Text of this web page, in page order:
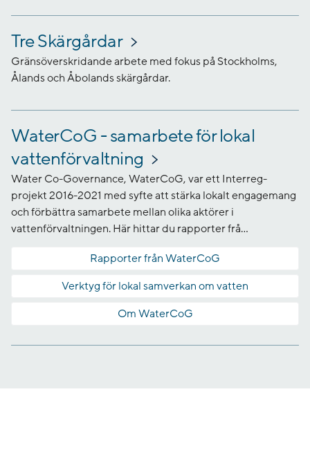
Tre Skärgårdar
Gränsöverskridande arbete med fokus på Stockholms,
Ålands och Åbolands skärgårdar.
WaterCoG - samarbete för lokal
vattenförvaltning
Water Co-Governance, WaterCoG, var ett Interreg-
projekt 2016-2021 med syfte att stärka lokalt engagemang
och förbättra samarbete mellan olika aktörer i
vattenförvaltningen. Här hittar du rapporter frå...
Rapporter från WaterCoG
Verktyg för lokal samverkan om vatten
Om WaterCoG